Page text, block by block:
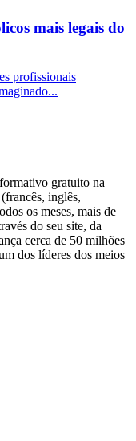
mais legais do
profissionais
gratuito na
inglês,
os meses, mais de
do seu site, da
cerca de 50 milhões
dos líderes dos meios